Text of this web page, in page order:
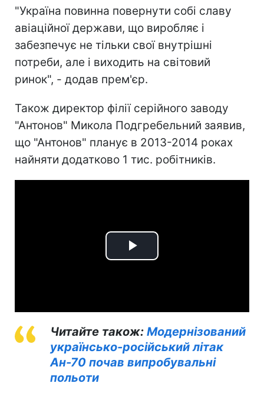
"Україна повинна повернути собі славу
авіаційної держави, що виробляє і
забезпечує не тільки свої внутрішні
потреби, але і виходить на світовий
ринок", - додав прем'єр.
Також директор філії серійного заводу
"Антонов" Микола Подгребельний заявив,
що "Антонов" планує в 2013-2014 роках
найняти додатково 1 тис. робітників.
Play
Читайте також: Модернізований
українсько-російський літак
Ан-70 почав випробувальні
польоти